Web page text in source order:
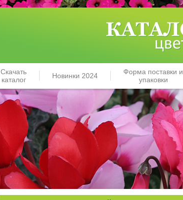
Скачать
каталог
Новинки 2024
Форма поставки и
упаковки